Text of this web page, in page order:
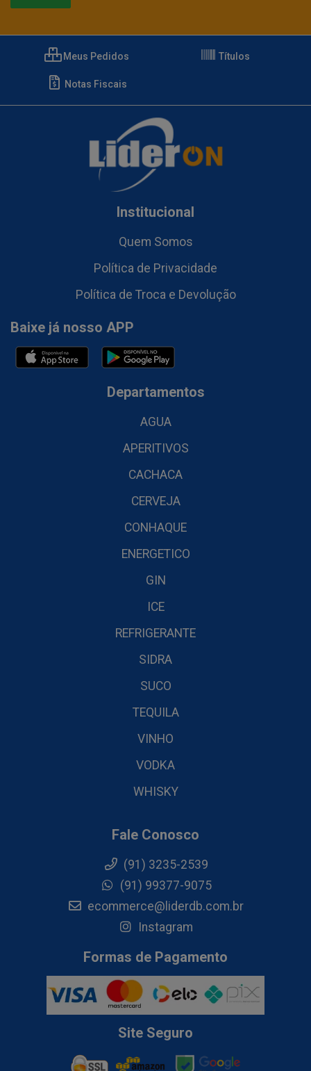
Meus Pedidos Títulos
Notas Fiscais
Institucional
Quem Somos
Política de Privacidade
Política de Troca e Devolução
Baixe já nosso APP
Departamentos
AGUA
APERITIVOS
CACHACA
CERVEJA
CONHAQUE
ENERGETICO
GIN
ICE
REFRIGERANTE
SIDRA
SUCO
TEQUILA
VINHO
VODKA
WHISKY
Fale Conosco
(91) 3235-2539
(91) 99377-9075
ecommerce@liderdb.com.br
Instagram
Formas de Pagamento
Site Seguro